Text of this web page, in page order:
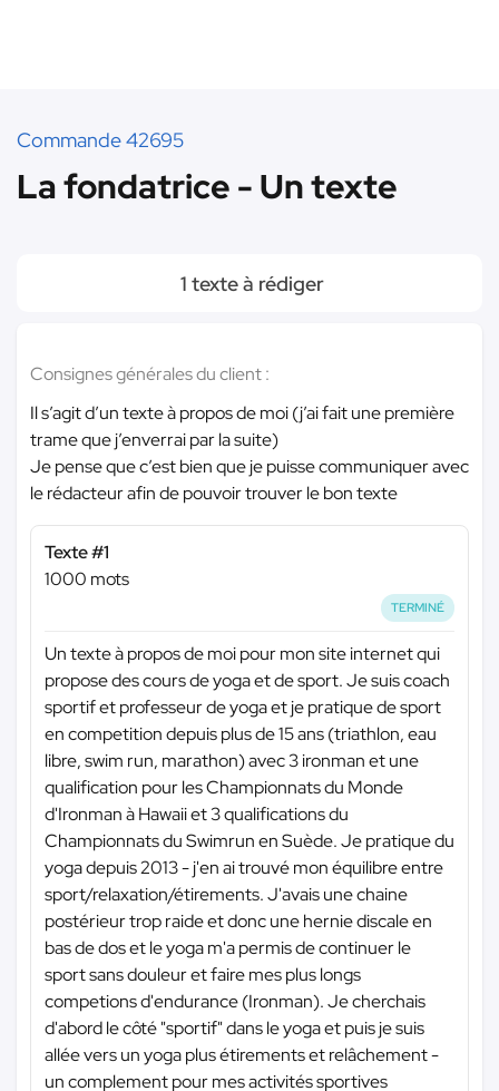
Commande 42695
La fondatrice - Un texte
1 texte à rédiger
Consignes générales du client :
Il s’agit d’un texte à propos de moi (j’ai fait une première
trame que j’enverrai par la suite)
Je pense que c’est bien que je puisse communiquer avec
le rédacteur afin de pouvoir trouver le bon texte
Texte #1
1000 mots
TERMINÉ
Un texte à propos de moi pour mon site internet qui
propose des cours de yoga et de sport. Je suis coach
sportif et professeur de yoga et je pratique de sport
en competition depuis plus de 15 ans (triathlon, eau
libre, swim run, marathon) avec 3 ironman et une
qualification pour les Championnats du Monde
d'Ironman à Hawaii et 3 qualifications du
Championnats du Swimrun en Suède. Je pratique du
yoga depuis 2013 - j'en ai trouvé mon équilibre entre
sport/relaxation/étirements. J'avais une chaine
postérieur trop raide et donc une hernie discale en
bas de dos et le yoga m'a permis de continuer le
sport sans douleur et faire mes plus longs
competions d'endurance (Ironman). Je cherchais
d'abord le côté "sportif" dans le yoga et puis je suis
allée vers un yoga plus étirements et relâchement -
un complement pour mes activités sportives